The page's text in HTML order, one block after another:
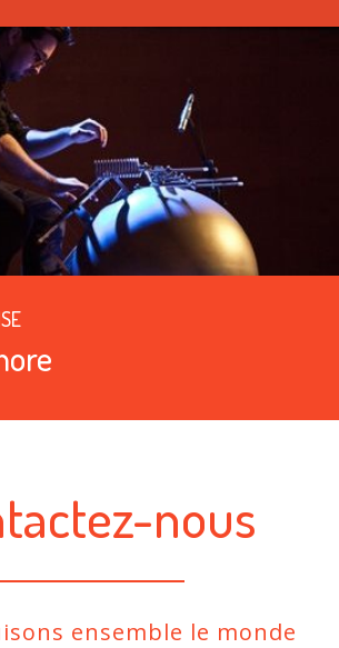
nous
ensemble le monde